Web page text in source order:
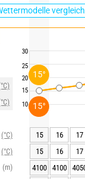
(°C)
(°C)
(m)
30
25
20
15
10
15 16 17
15
16 17
4100
4100
15°
15°